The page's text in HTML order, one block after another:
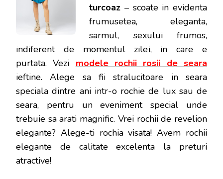
turcoaz – scoate in evidenta
frumusetea, eleganta,
sarmul, sexului frumos,
indiferent de momentul zilei, in care e
purtata. Vezi modele rochii rosii de seara
ieftine. Alege sa fii stralucitoare in seara
speciala dintre ani intr-o rochie de lux sau de
seara, pentru un eveniment special unde
trebuie sa arati magnific. Vrei rochii de revelion
elegante? Alege-ti rochia visata! Avem rochii
elegante de calitate excelenta la preturi
atractive!